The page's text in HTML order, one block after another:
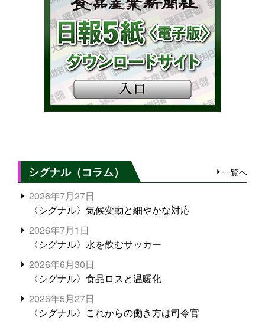
シグナル（コラム） 一覧へ
2026年7月27日
〈シグナル〉気候変動と細やかな対応
2026年7月1日
〈シグナル〉水を飲むサッカー
2026年6月30日
〈シグナル〉食品ロスと温暖化
2026年5月27日
〈シグナル〉これからの働き方は司令官